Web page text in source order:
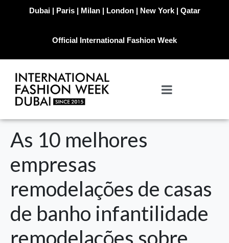
Dubai | Paris | Milan | London | New York | Qatar
Official International Fashion Week
As 10 melhores
empresas
remodelações de casas
de banho infantilidade